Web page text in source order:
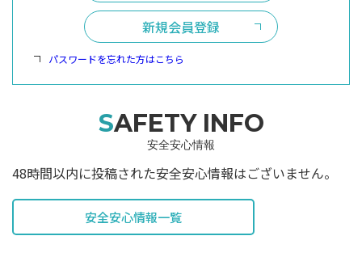
新規会員登録
パスワードを忘れた方はこちら
SAFETY INFO
安全安心情報
48時間以内に投稿された安全安心情報はございません。
安全安心情報一覧